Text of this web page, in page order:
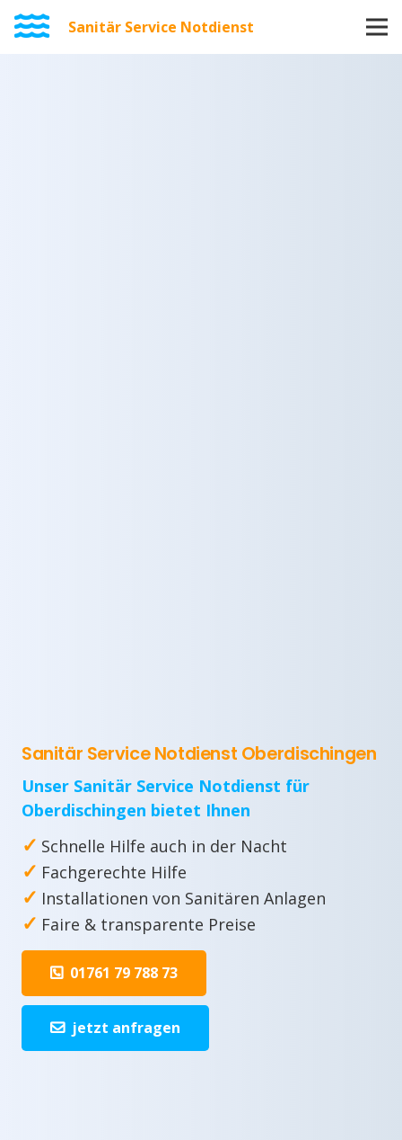
Sanitär Service Notdienst
Sanitär Service Notdienst Oberdischingen
Unser Sanitär Service Notdienst für
Oberdischingen bietet Ihnen
✓ Schnelle Hilfe auch in der Nacht
✓ Fachgerechte Hilfe
✓ Installationen von Sanitären Anlagen
✓ Faire & transparente Preise
01761 79 788 73
jetzt anfragen